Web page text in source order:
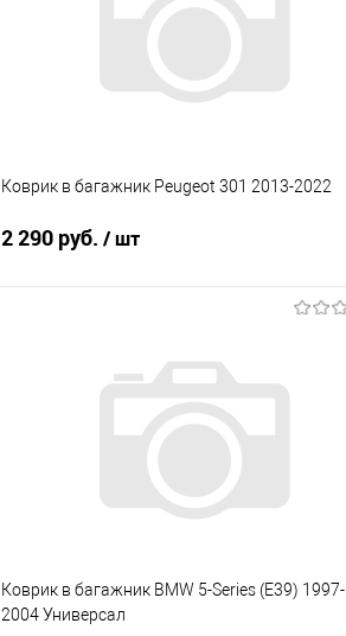
Коврик в багажник Peugeot 301 2013-2022
2 290 руб. / шт
Купить в 1 клик
Сравнение
Под заказ
Коврик в багажник BMW 5-Series (E39) 1997-
2004 Универсал